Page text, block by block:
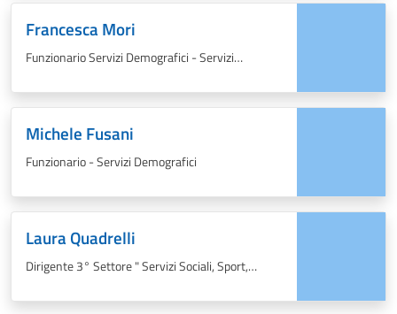
Francesca Mori
Funzionario Servizi Demografici - Servizi
Michele Fusani
Funzionario - Servizi Demografici
Laura Quadrelli
Dirigente 3° Settore " Servizi Sociali, Sport,
Conferenza dei Sindaci"